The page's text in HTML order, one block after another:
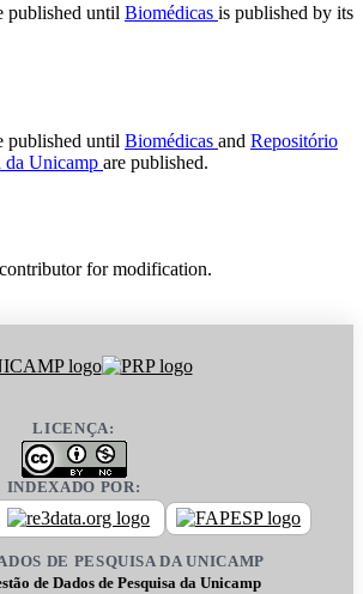
published until Biomédicas is published by its
published until Biomédicas and Repositório
da Unicamp are published.
for modification.
LICENÇA:
INDEXADO POR:
DE PESQUISA DA UNICAMP
de Dados de Pesquisa da Unicamp